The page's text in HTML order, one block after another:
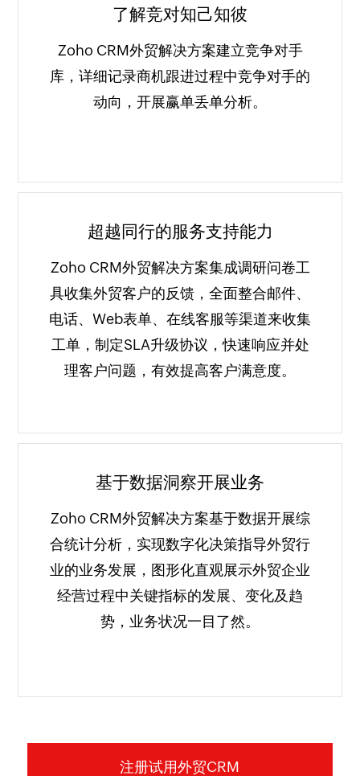
了解竞对知己知彼
Zoho CRM外贸解决方案建立竞争对手
库，详细记录商机跟进过程中竞争对手的
动向，开展赢单丢单分析。
超越同行的服务支持能力
Zoho CRM外贸解决方案集成调研问卷工
具收集外贸客户的反馈，全面整合邮件、
电话、Web表单、在线客服等渠道来收集
工单，制定SLA升级协议，快速响应并处
理客户问题，有效提高客户满意度。
基于数据洞察开展业务
Zoho CRM外贸解决方案基于数据开展综
合统计分析，实现数字化决策指导外贸行
业的业务发展，图形化直观展示外贸企业
经营过程中关键指标的发展、变化及趋
势，业务状况一目了然。
注册试用外贸CRM